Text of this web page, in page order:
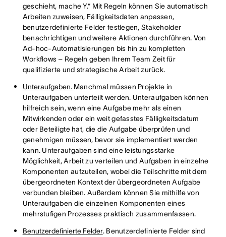
geschieht, mache Y.“ Mit Regeln können Sie automatisch
Arbeiten zuweisen, Fälligkeitsdaten anpassen,
benutzerdefinierte Felder festlegen, Stakeholder
benachrichtigen und weitere Aktionen durchführen. Von
Ad-hoc-Automatisierungen bis hin zu kompletten
Workflows – Regeln geben Ihrem Team Zeit für
qualifizierte und strategische Arbeit zurück.
Unteraufgaben. Manchmal müssen Projekte in
Unteraufgaben unterteilt werden. Unteraufgaben können
hilfreich sein, wenn eine Aufgabe mehr als einen
Mitwirkenden oder ein weit gefasstes Fälligkeitsdatum
oder Beteiligte hat, die die Aufgabe überprüfen und
genehmigen müssen, bevor sie implementiert werden
kann. Unteraufgaben sind eine leistungsstarke
Möglichkeit, Arbeit zu verteilen und Aufgaben in einzelne
Komponenten aufzuteilen, wobei die Teilschritte mit dem
übergeordneten Kontext der übergeordneten Aufgabe
verbunden bleiben. Außerdem können Sie mithilfe von
Unteraufgaben die einzelnen Komponenten eines
mehrstufigen Prozesses praktisch zusammenfassen.
Benutzerdefinierte Felder. Benutzerdefinierte Felder sind